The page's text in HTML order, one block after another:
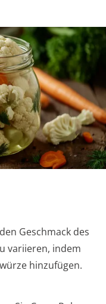
Geschmack des
variieren, indem
hinzufügen.